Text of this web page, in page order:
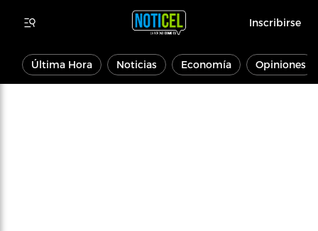
Inscribirse
Última Hora Noticias Economía Opiniones